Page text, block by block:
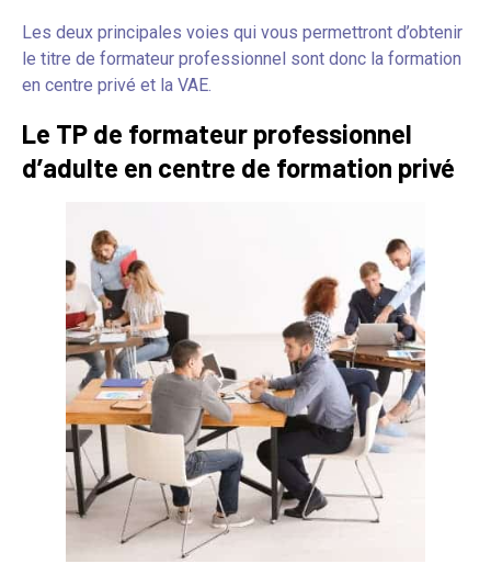
Les deux principales voies qui vous permettront d’obtenir
le titre de formateur professionnel sont donc la formation
en centre privé et la VAE.
Le TP de formateur professionnel
d’adulte en centre de formation privé